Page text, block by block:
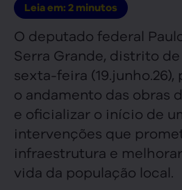
Leia em: 2 minutos
O deputado federal
Serra Grande, distrito
sexta-feira
o andamento das obras
e oficializar o início de
intervenções que
infraestrutura e
vida da população local.